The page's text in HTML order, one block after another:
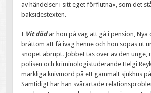
av händelser i sitt eget förflutna«, som det
baksidestexten.
I Vit dödär hon på väg att gå i pension, Nya
bråttom att få iväg henne och hon sopas ut
snopet abrupt. Jobbet tas över av den unge,
polisen och kriminologistuderande Helgi
märkliga knivmord på ett gammalt sjukhus
Samtidigt har han svårartade